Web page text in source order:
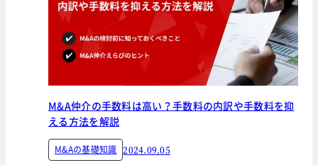
M&A仲介の手数料は高い？手数料の内訳や手数料を抑
える方法を解説
M&Aの基礎知識 2024.09.05